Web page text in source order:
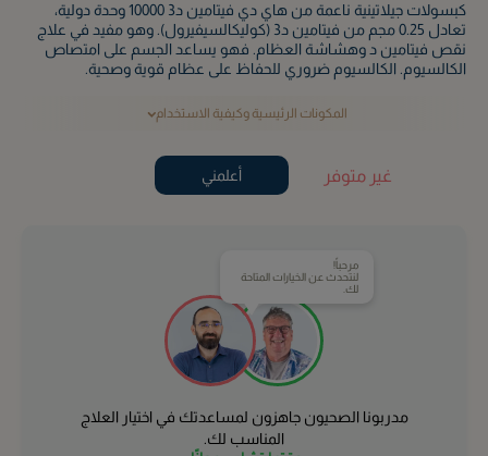
كبسولات جيلاتينية ناعمة من هاي دي فيتامين د3 10000 وحدة دولية،
تعادل 0.25 مجم من فيتامين د3 (كوليكالسيفيرول). وهو مفيد في علاج
نقص فيتامين د وهشاشة العظام. فهو يساعد الجسم على امتصاص
الكالسيوم. الكالسيوم ضروري للحفاظ على عظام قوية وصحية.
المكونات الرئيسية وكيفية الاستخدام
غير متوفر أعلمني
مرحباً!
لنتحدث عن الخيارات المتاحة
لك.
مدربونا الصحيون جاهزون لمساعدتك في اختيار العلاج
المناسب لك.